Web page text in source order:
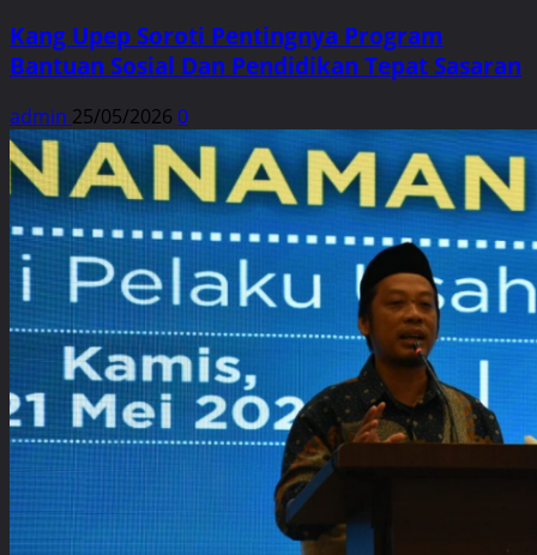
Kang Upep Soroti Pentingnya Program
Bantuan Sosial Dan Pendidikan Tepat Sasaran
admin 25/05/2026 0